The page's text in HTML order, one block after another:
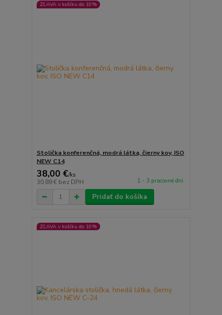
ZĽAVA v košíku do 10%
Stolička konferenčná, modrá látka, čierny kov, ISO
NEW C14
38,00 €/ks
30,89 € bez DPH 1 - 3 pracovné dni
Pridať do košíka
ZĽAVA v košíku do 10%